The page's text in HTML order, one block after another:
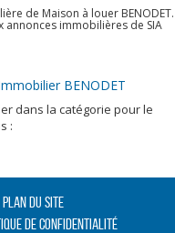
de Maison à louer BENODET.
annonces immobilières de SIA
BENODET
dans la catégorie pour le
:
Plan du site
de confidentialité